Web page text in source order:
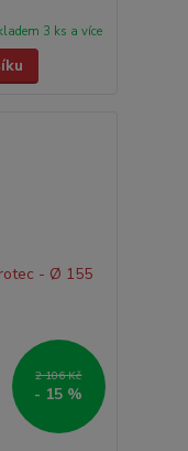
3 ks a více
2 106 Kč
- 15 %